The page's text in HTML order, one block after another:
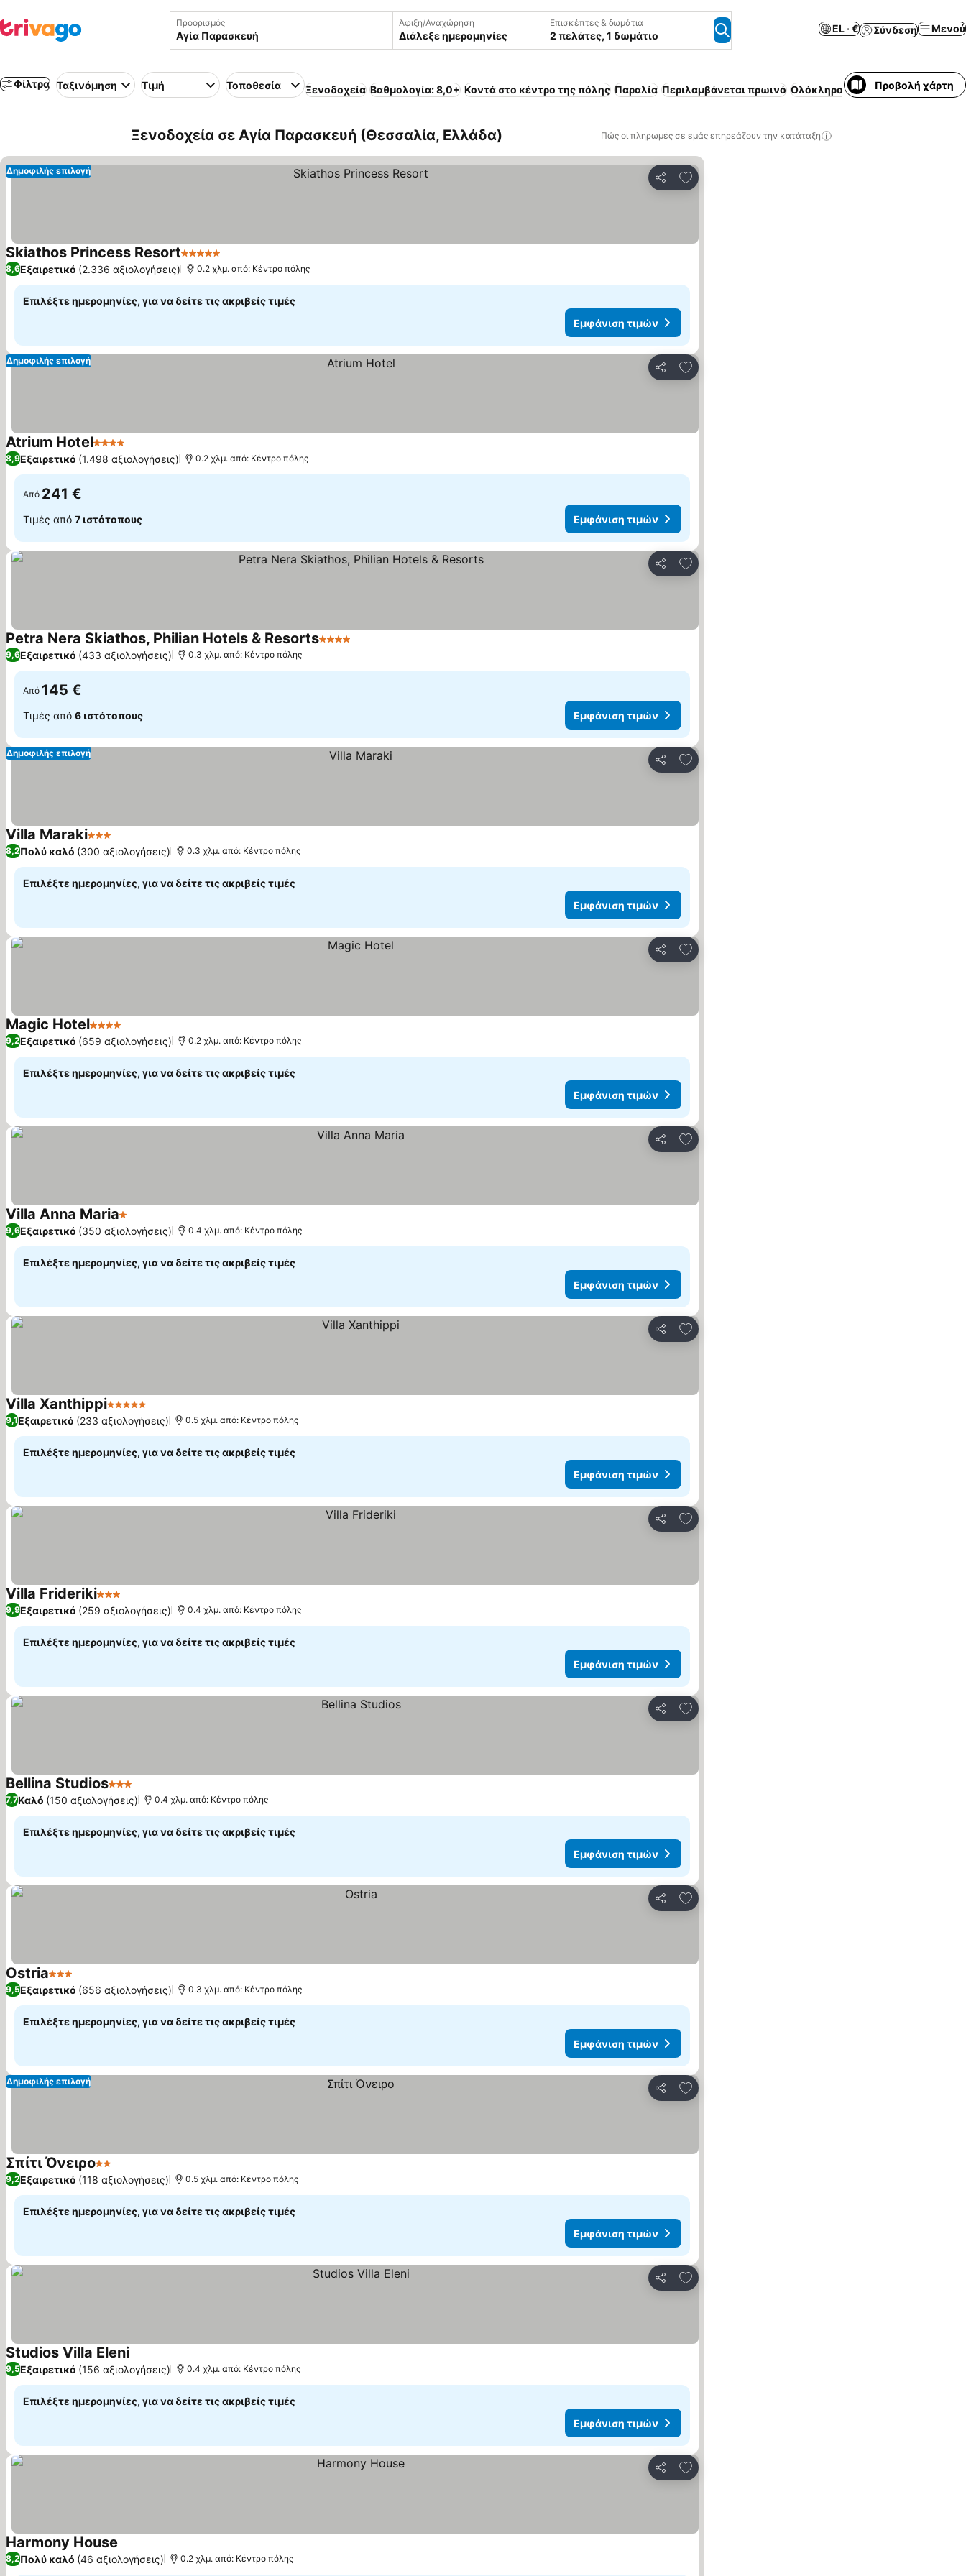
Προορισμός Άφιξη/Αναχώρηση
Διάλεξε ημερομηνίες
Επισκέπτες & δωμάτια
2 πελάτες, 1 δωμάτιο
EL · € Σύνδεση Μενού
Φίλτρα Ταξινόμηση Τιμή Τοποθεσία Ξενοδοχεία Βαθμολογία: 8,0+ Κοντά στο κέντρο της πόλης Παραλία Περιλαμβάνεται πρωινό Ολόκληρο σπίτι / διαμέρισμα
Προβολή χάρτη
Ξενοδοχεία σε Αγία Παρασκευή (Θεσσαλία, Ελλάδα) Πώς οι πληρωμές σε εμάς επηρεάζουν την κατάταξη
Κοινοποίηση
Προσθήκη στα αγαπημένα
Δημοφιλής επιλογή
Skiathos Princess Resort5 Αστέρια
8,6Εξαιρετικό (2.336 αξιολογήσεις) 0.2 χλμ. από: Κέντρο πόλης
Επιλέξτε ημερομηνίες, για να δείτε τις ακριβείς τιμές
Εμφάνιση τιμών
Κοινοποίηση
Προσθήκη στα αγαπημένα
Δημοφιλής επιλογή
Atrium Hotel4 Αστέρια
8,9Εξαιρετικό (1.498 αξιολογήσεις) 0.2 χλμ. από: Κέντρο πόλης
Από 241 €
Τιμές από 7 ιστότοπους Εμφάνιση τιμών
Κοινοποίηση
Προσθήκη στα αγαπημένα
Petra Nera Skiathos, Philian Hotels & Resorts4 Αστέρια
9,6Εξαιρετικό (433 αξιολογήσεις) 0.3 χλμ. από: Κέντρο πόλης
Από 145 €
Τιμές από 6 ιστότοπους Εμφάνιση τιμών
Κοινοποίηση
Προσθήκη στα αγαπημένα
Δημοφιλής επιλογή
Villa Maraki3 Αστέρια
8,2Πολύ καλό (300 αξιολογήσεις) 0.3 χλμ. από: Κέντρο πόλης
Επιλέξτε ημερομηνίες, για να δείτε τις ακριβείς τιμές
Εμφάνιση τιμών
Κοινοποίηση
Προσθήκη στα αγαπημένα
Magic Hotel4 Αστέρια
9,2Εξαιρετικό (659 αξιολογήσεις) 0.2 χλμ. από: Κέντρο πόλης
Επιλέξτε ημερομηνίες, για να δείτε τις ακριβείς τιμές
Εμφάνιση τιμών
Κοινοποίηση
Προσθήκη στα αγαπημένα
Villa Anna Maria1 Αστέρια
9,6Εξαιρετικό (350 αξιολογήσεις) 0.4 χλμ. από: Κέντρο πόλης
Επιλέξτε ημερομηνίες, για να δείτε τις ακριβείς τιμές
Εμφάνιση τιμών
Κοινοποίηση
Προσθήκη στα αγαπημένα
Villa Xanthippi5 Αστέρια
9,1Εξαιρετικό (233 αξιολογήσεις) 0.5 χλμ. από: Κέντρο πόλης
Επιλέξτε ημερομηνίες, για να δείτε τις ακριβείς τιμές
Εμφάνιση τιμών
Κοινοποίηση
Προσθήκη στα αγαπημένα
Villa Frideriki3 Αστέρια
9,9Εξαιρετικό (259 αξιολογήσεις) 0.4 χλμ. από: Κέντρο πόλης
Επιλέξτε ημερομηνίες, για να δείτε τις ακριβείς τιμές
Εμφάνιση τιμών
Κοινοποίηση
Προσθήκη στα αγαπημένα
Bellina Studios3 Αστέρια
7,7Καλό (150 αξιολογήσεις) 0.4 χλμ. από: Κέντρο πόλης
Επιλέξτε ημερομηνίες, για να δείτε τις ακριβείς τιμές
Εμφάνιση τιμών
Κοινοποίηση
Προσθήκη στα αγαπημένα
Ostria3 Αστέρια
9,5Εξαιρετικό (656 αξιολογήσεις) 0.3 χλμ. από: Κέντρο πόλης
Επιλέξτε ημερομηνίες, για να δείτε τις ακριβείς τιμές
Εμφάνιση τιμών
Κοινοποίηση
Προσθήκη στα αγαπημένα
Δημοφιλής επιλογή
Σπίτι Όνειρο2 Αστέρια
9,2Εξαιρετικό (118 αξιολογήσεις) 0.5 χλμ. από: Κέντρο πόλης
Επιλέξτε ημερομηνίες, για να δείτε τις ακριβείς τιμές
Εμφάνιση τιμών
Κοινοποίηση
Προσθήκη στα αγαπημένα
Studios Villa Eleni
9,5Εξαιρετικό (156 αξιολογήσεις) 0.4 χλμ. από: Κέντρο πόλης
Επιλέξτε ημερομηνίες, για να δείτε τις ακριβείς τιμές
Εμφάνιση τιμών
Κοινοποίηση
Προσθήκη στα αγαπημένα
Harmony House
8,2Πολύ καλό (46 αξιολογήσεις) 0.2 χλμ. από: Κέντρο πόλης